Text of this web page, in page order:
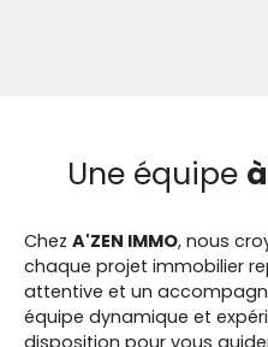
Une équipe
Chez A'ZEN IMMO, nous
chaque projet immobilier
attentive et un
équipe dynamique et
disposition pour vous